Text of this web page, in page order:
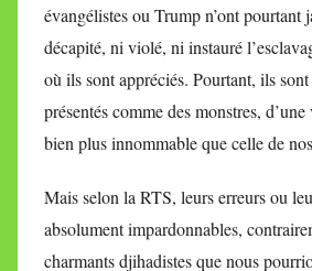
évangélistes ou Trump n’ont pourtant
décapité, ni violé, ni instauré
où ils sont appréciés. Pourtant, ils
présentés comme des monstres,
bien plus innommable que celle de
Mais selon la RTS, leurs erreurs ou
absolument impardonnables,
charmants djihadistes que nous